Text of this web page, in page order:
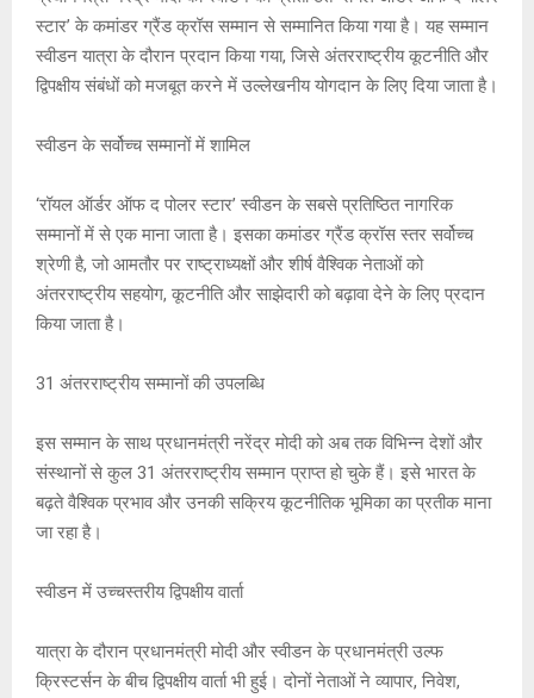
at
s
A
p
ce
b
o
o
s
a
g
e
py
Li
n
k
tt
er
स्टार’ के कमांडर ग्रैंड क्रॉस सम्मान से सम्मानित किया गया है। यह सम्मान
स्वीडन यात्रा के दौरान प्रदान किया गया, जिसे अंतरराष्ट्रीय कूटनीति और
द्विपक्षीय संबंधों को मजबूत करने में उल्लेखनीय योगदान के लिए दिया जाता है।
स्वीडन के सर्वोच्च सम्मानों में शामिल
‘रॉयल ऑर्डर ऑफ द पोलर स्टार’ स्वीडन के सबसे प्रतिष्ठित नागरिक
सम्मानों में से एक माना जाता है। इसका कमांडर ग्रैंड क्रॉस स्तर सर्वोच्च
श्रेणी है, जो आमतौर पर राष्ट्राध्यक्षों और शीर्ष वैश्विक नेताओं को
अंतरराष्ट्रीय सहयोग, कूटनीति और साझेदारी को बढ़ावा देने के लिए प्रदान
किया जाता है।
31 अंतरराष्ट्रीय सम्मानों की उपलब्धि
इस सम्मान के साथ प्रधानमंत्री नरेंद्र मोदी को अब तक विभिन्न देशों और
संस्थानों से कुल 31 अंतरराष्ट्रीय सम्मान प्राप्त हो चुके हैं। इसे भारत के
बढ़ते वैश्विक प्रभाव और उनकी सक्रिय कूटनीतिक भूमिका का प्रतीक माना
जा रहा है।
स्वीडन में उच्चस्तरीय द्विपक्षीय वार्ता
यात्रा के दौरान प्रधानमंत्री मोदी और स्वीडन के प्रधानमंत्री उल्फ
क्रिस्टर्सन के बीच द्विपक्षीय वार्ता भी हुई। दोनों नेताओं ने व्यापार, निवेश,